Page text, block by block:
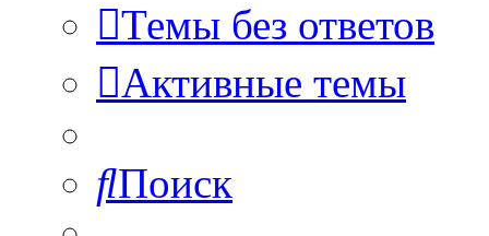
Темы без ответов
Активные темы
Поиск